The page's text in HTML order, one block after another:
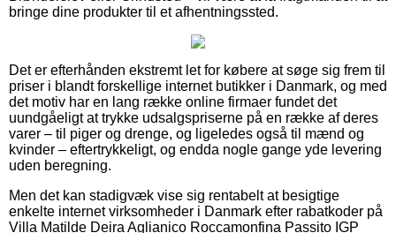
bringe dine produkter til et afhentningssted.
Det er efterhånden ekstremt let for købere at søge sig frem til
priser i blandt forskellige internet butikker i Danmark, og med
det motiv har en lang række online firmaer fundet det
uundgåeligt at trykke udsalgspriserne på en række af deres
varer – til piger og drenge, og ligeledes også til mænd og
kvinder – eftertrykkeligt, og endda nogle gange yde levering
uden beregning.
Men det kan stadigvæk vise sig rentabelt at besigtige
enkelte internet virksomheder i Danmark efter rabatkoder på
Villa Matilde Deira Aglianico Roccamonfina Passito IGP